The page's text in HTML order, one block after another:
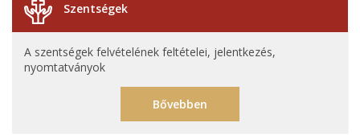
Szentségek
A szentségek felvételének feltételei, jelentkezés,
nyomtatványok
Bővebben